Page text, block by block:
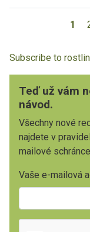
1
Subscribe to
Teď už vám
návod.
Všechny nové
najdete v
mailové
Vaše e-mailová